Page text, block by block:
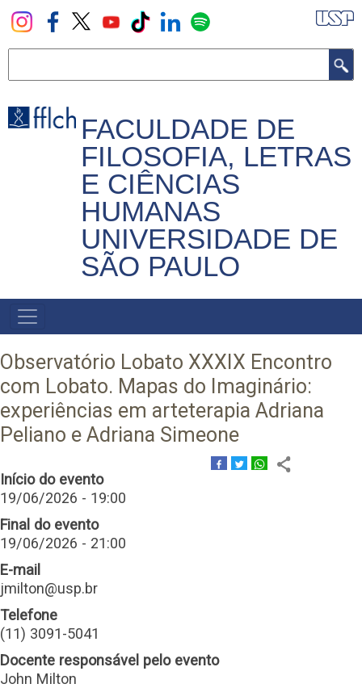
Pular
para
principal
FACULDADE DE
FILOSOFIA, LETRAS
E CIÊNCIAS
HUMANAS
UNIVERSIDADE DE
SÃO PAULO
NAVEGADOR
PRINCIPAL
Observatório Lobato XXXIX Encontro
com Lobato. Mapas do Imaginário:
experiências em arteterapia Adriana
Peliano e Adriana Simeone
Início do evento
19/06/2026 - 19:00
Final do evento
19/06/2026 - 21:00
E-mail
jmilton@usp.br
Telefone
(11) 3091-5041
Docente responsável pelo evento
John Milton